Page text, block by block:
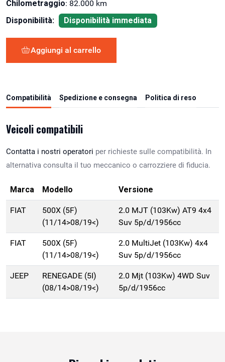
Chilometraggio: 82.000 km
Disponibilità:
Disponibilità immediata
Aggiungi al carrello
Compatibilità Spedizione e consegna Politica di reso
Veicoli compatibili
Contatta i nostri operatori per richieste sulle compatibilità. In
alternativa consulta il tuo meccanico o carrozziere di fiducia.
Marca Modello Versione
FIAT
500X (5F)
(11/14>08/19<)
2.0 MJT (103Kw) AT9 4x4
Suv 5p/d/1956cc
FIAT
500X (5F)
(11/14>08/19<)
2.0 MultiJet (103Kw) 4x4
Suv 5p/d/1956cc
JEEP
RENEGADE (5I)
(08/14>08/19<)
2.0 Mjt (103Kw) 4WD Suv
5p/d/1956cc